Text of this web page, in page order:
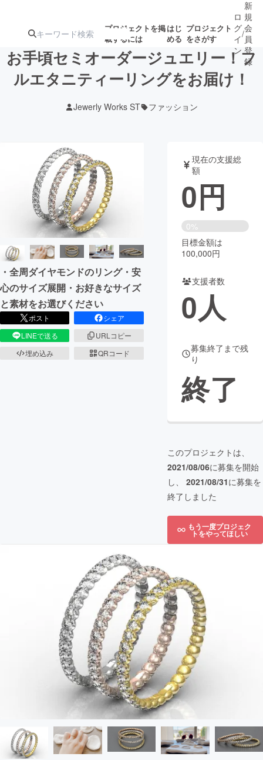
プロジェクトを掲
載するには
はじ
める
プロジェクト
をさがす
ターン
ジェクト
ロジェクト
アート・写真 音楽
テクノロジー・ガジェット ゲーム・サ
映像・映画 書籍・雑誌
ビジネス・起業 チャレンジ
まちづくり・地域活性化
CAMPFIRE for Social Good CAMPFIRE Creation
CAMPFIREふるさと納税
ロ
グ
イ
ン
/
新
規
会
員
登
録
お手頃セミオーダージュエリー！フ
ルエタニティーリングをお届け！
Jewerly Works ST ファッション
・全周ダイヤモンドのリング・安
心のサイズ展開・お好きなサイズ
と素材をお選びください
ポスト
シェア
LINEで送る
URLコピー
埋め込み
QRコード
現在の支援総
額
0円
0%
目標金額は
100,000円
支援者数
0人
募集終了まで残
り
終了
このプロジェクトは、
2021/08/06に募集を開始
し、 2021/08/31に募集を
終了しました
もう一度プロジェク
トをやってほしい